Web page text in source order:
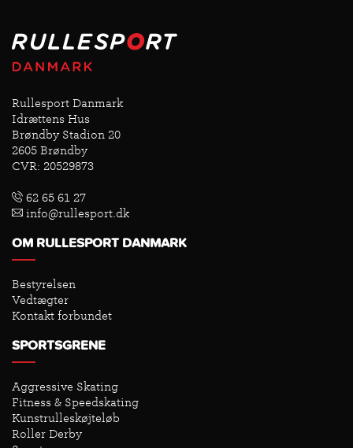
Rullesport Danmark
Idrættens Hus
Brøndby Stadion 20
2605 Brøndby
CVR: 20529873
62 65 61 27
info@rullesport.dk
OM RULLESPORT DANMARK
Bestyrelsen
Vedtægter
Kontakt forbundet
SPORTSGRENE
Aggressive Skating
Fitness & Speedskating
Kunstrulleskøjteløb
Roller Derby